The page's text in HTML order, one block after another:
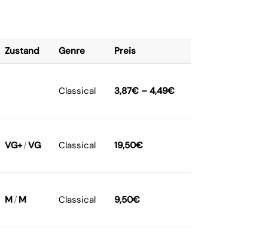
Zustand Genre Preis
Classical 3,87€ – 4,49€
VG+/VG Classical 19,50€
M/ M Classical 9,50€